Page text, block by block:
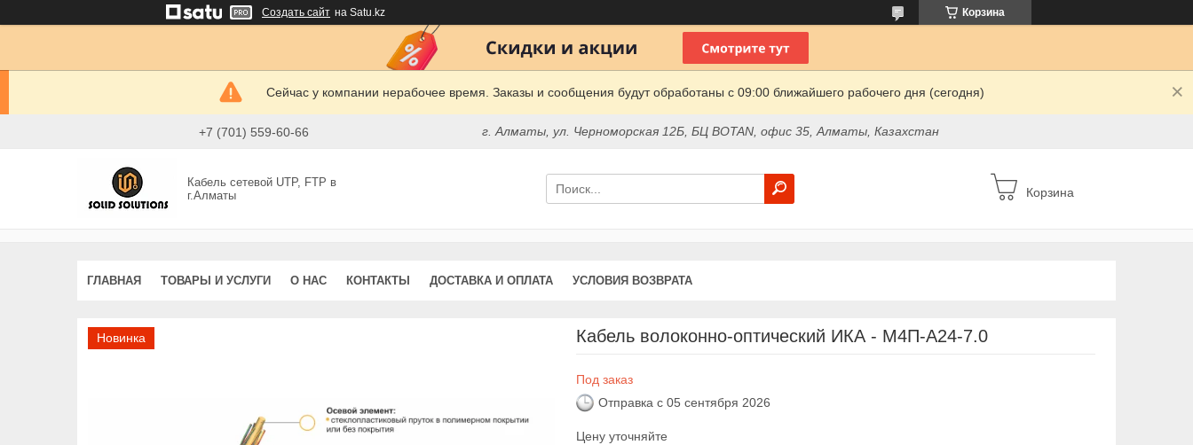
Создать сайт на Satu.kz Корзина
Сейчас у компании нерабочее время. Заказы и сообщения будут обработаны с 09:00 ближайшего рабочего дня (сегодня)
+7 (701) 559-60-66 г. Алматы, ул. Черноморская 12Б, БЦ BOTAN, офис 35, Алматы, Казахстан
Кабель сетевой UTP, FTP в
г.Алматы
Корзина
ГЛАВНАЯ ТОВАРЫ И УСЛУГИ О НАС КОНТАКТЫ ДОСТАВКА И ОПЛАТА УСЛОВИЯ ВОЗВРАТА
Новинка Кабель волоконно-оптический ИКА - М4П-А24-7.0
Под заказ
Отправка с 05 сентября 2026
Цену уточняйте